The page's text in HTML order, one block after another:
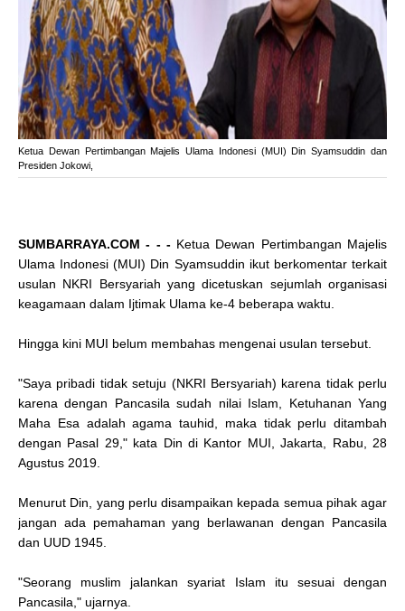
Ketua Dewan Pertimbangan Majelis Ulama Indonesi (MUI) Din Syamsuddin dan
Presiden Jokowi,
SUMBARRAYA.COM - - -Ketua Dewan Pertimbangan Majelis
Ulama Indonesi (MUI) Din Syamsuddin ikut berkomentar terkait
usulan NKRI Bersyariah yang dicetuskan sejumlah organisasi
keagamaan dalam Ijtimak Ulama ke-4 beberapa waktu.
Hingga kini MUI belum membahas mengenai usulan tersebut.
"Saya pribadi tidak setuju (NKRI Bersyariah) karena tidak perlu
karena dengan Pancasila sudah nilai Islam, Ketuhanan Yang
Maha Esa adalah agama tauhid, maka tidak perlu ditambah
dengan Pasal 29," kata Din di Kantor MUI, Jakarta, Rabu, 28
Agustus 2019.
Menurut Din, yang perlu disampaikan kepada semua pihak agar
jangan ada pemahaman yang berlawanan dengan Pancasila
dan UUD 1945.
"Seorang muslim jalankan syariat Islam itu sesuai dengan
Pancasila," ujarnya.